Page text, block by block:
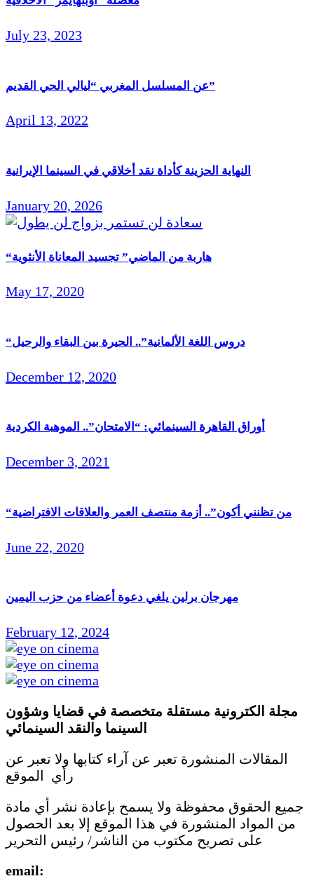
July 23, 2023
عن المسلسل المغربي “ليالي الحي القديم”
April 13, 2022
النهاية الحزينة كأداة نقد أخلاقي في السينما الإيرانية
January 20, 2026
“هاربة من الماضي” تجسيد المعاناة الأنثوية
May 17, 2020
“دروس اللغة الألمانية”.. الحيرة بين البقاء والرحيل
December 12, 2020
أوراق القاهرة السينمائي: “الامتحان”.. الموهبة الكردية
December 3, 2021
“من تظنني أكون”.. أزمة منتصف العمر والعلاقات الافتراضية
June 22, 2020
مهرجان برلين يلغي دعوة أعضاء من حزب اليمين
February 12, 2024
مجلة الكترونية مستقلة متخصصة في قضايا وشؤون
السينما والنقد السينمائي
المقالات المنشورة تعبر عن آراء كتابها ولا تعبر عن
رأي الموقع
جميع الحقوق محفوظة ولا يسمح بإعادة نشر أي مادة
من المواد المنشورة في هذا الموقع إلا بعد الحصول
على تصريح مكتوب من الناشر/ رئيس التحرير
email: